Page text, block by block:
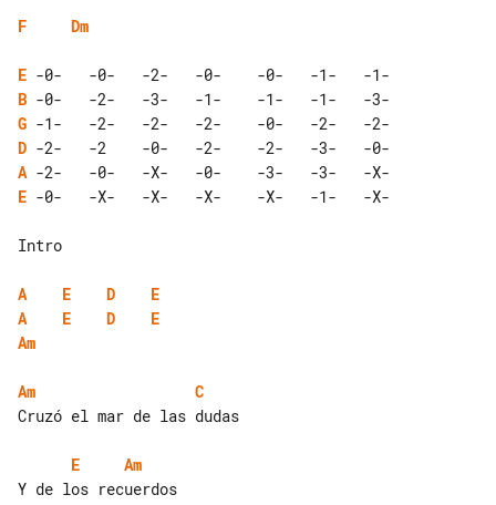
F Dm
E
B
G
D
A
E -0-   -X-   -X-   -X-    -X-   -1-   -X-
Intro
A E D
E
A
E D
E
Am
Am
C
Cruzó el mar de las dudas
E
Am
Y de los recuerdos